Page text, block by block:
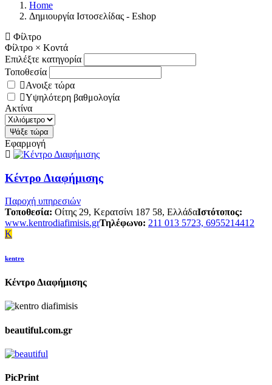
Home
Δημιουργία Ιστοσελίδας - Eshop
Φίλτρο
Φίλτρο × Κοντά
Επιλέξτε κατηγορία
Τοποθεσία
Ανοιξε τώρα
Υψηλότερη βαθμολογία
Ακτίνα
Εφαρμογή
Κέντρο Διαφήμισης
Παροχή υπηρεσιών
Τοποθεσία: Οίτης 29, Κερατσίνι 187 58, ΕλλάδαΙστότοπος:
www.kentrodiafimisis.grΤηλέφωνο: 211 013 5723, 6955214412
K
kentro
Κέντρο Διαφήμισης
beautiful.com.gr
PicPrint